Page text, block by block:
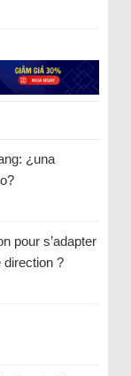
¿una
pour s’adapter
?